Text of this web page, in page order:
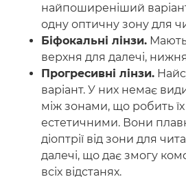
найпоширеніший
одну оптичну зону для
Біфокальні лінзи.
верхня для далечі,
Прогресивні лінзи.
варіант. У них немає
між зонами, що робить
естетичними. Вони
діоптрії від зони для
далечі, що дає змогу
всіх відстанях.